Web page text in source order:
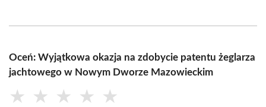
Oceń: Wyjątkowa okazja na zdobycie patentu żeglarza
jachtowego w Nowym Dworze Mazowieckim
★ ★ ★ ★ ★